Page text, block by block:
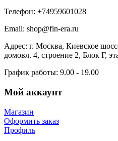
Телефон: +74959601028
Email: shop@fin-era.ru
Адрес: г. Москва, Киевское
домовл. 4, строение 2, Блок Г,
График работы: 9.00 - 19.00
Мой аккаунт
Магазин
Оформить заказ
Профиль